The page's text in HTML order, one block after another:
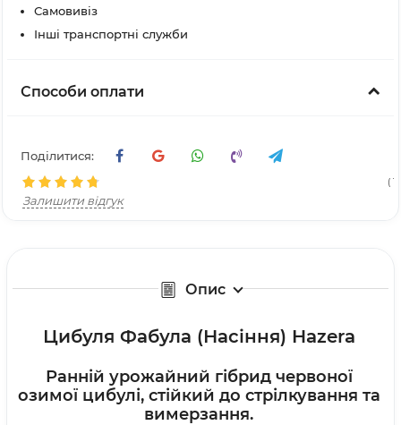
Самовивіз
Інші транспортні служби
Способи оплати
Поділитися:
(
Залишити відгук
Опис
Цибуля Фабула (Насіння) Hazera
Ранній урожайний гібрид червоної
озимої цибулі, стійкий до стрілкування та
вимерзання.